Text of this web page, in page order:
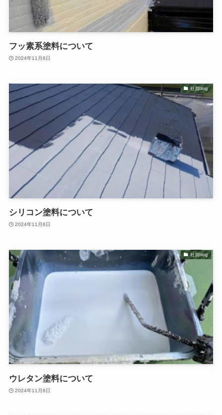
フッ素系塗料について
2024年11月8日
社員blog
シリコン塗料について
2024年11月8日
社員blog
ウレタン塗料について
2024年11月8日